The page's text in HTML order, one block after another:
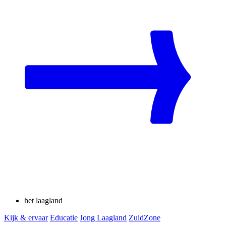
het laagland
Kijk & ervaar Educatie Jong Laagland ZuidZone